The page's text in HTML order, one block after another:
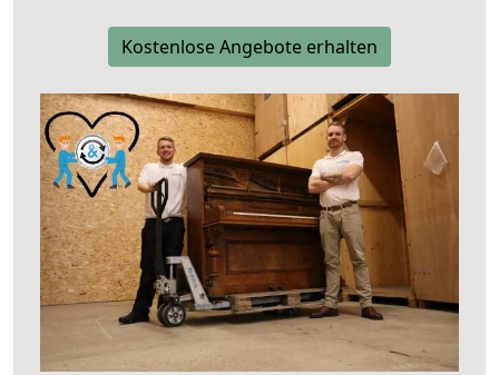
Kostenlose Angebote erhalten